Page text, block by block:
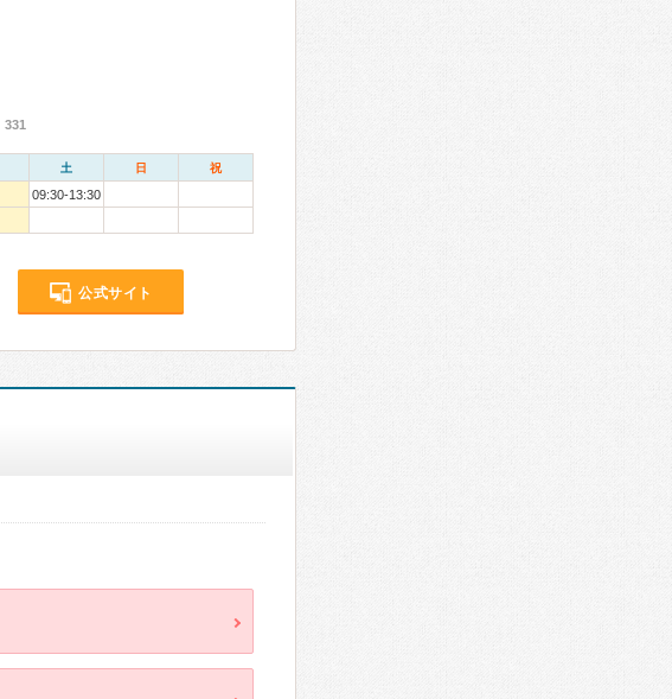
331
土 日 祝
09:30-13:30
公式サイト